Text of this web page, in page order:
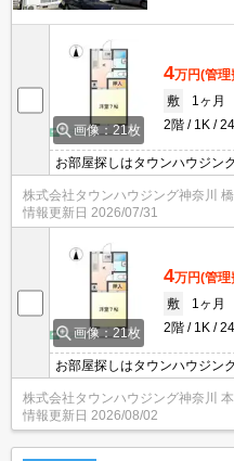
画像：21枚
4万円(管理
敷
1ヶ月
2階
1K
お部屋探しはタウンハウジン
株式会社タウンハウジング神奈川
情報更新日 2026/07/31
画像：21枚
4万円(管理
敷
1ヶ月
2階
1K
お部屋探しはタウンハウジン
株式会社タウンハウジング神奈川
情報更新日 2026/08/02